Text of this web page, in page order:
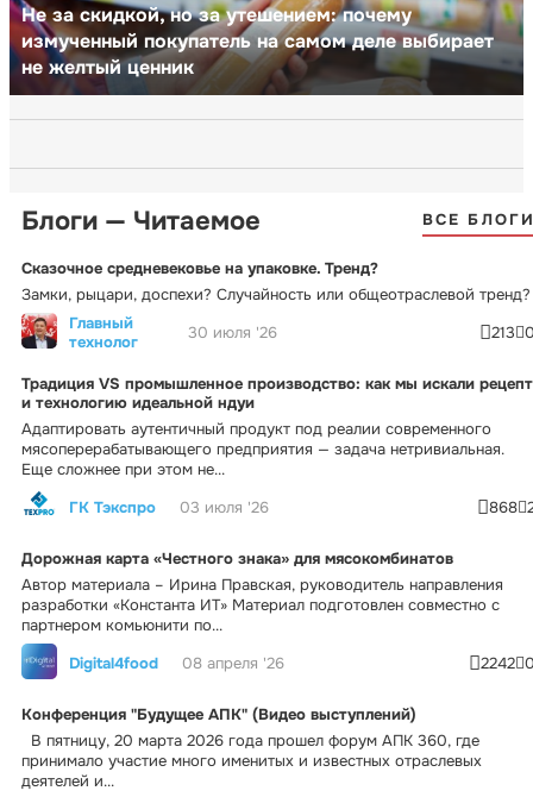
Не за скидкой, но за утешением: почему
измученный покупатель на самом деле выбирает
не желтый ценник
Блоги — Читаемое ВСЕ
Сказочное средневековье на упаковке. Тренд?
Замки, рыцари, доспехи? Случайность или общеотраслевой тренд?
Главный
технолог
30 июля '26 213
Традиция VS промышленное производство: как мы искали рецепт
и технологию идеальной ндуи
Адаптировать аутентичный продукт под реалии современного
мясоперерабатывающего предприятия — задача нетривиальная.
Еще сложнее при этом не...
ГК Тэкспро
03 июля '26 868
Дорожная карта «Честного знака» для мясокомбинатов
Автор материала – Ирина Правская, руководитель направления
разработки «Константа ИТ» Материал подготовлен совместно с
партнером комьюнити по...
Digital4food
08 апреля '26 2242
Конференция "Будущее АПК" (Видео выступлений)
В пятницу, 20 марта 2026 года прошел форум АПК 360, где
принимало участие много именитых и известных отраслевых
деятелей и...